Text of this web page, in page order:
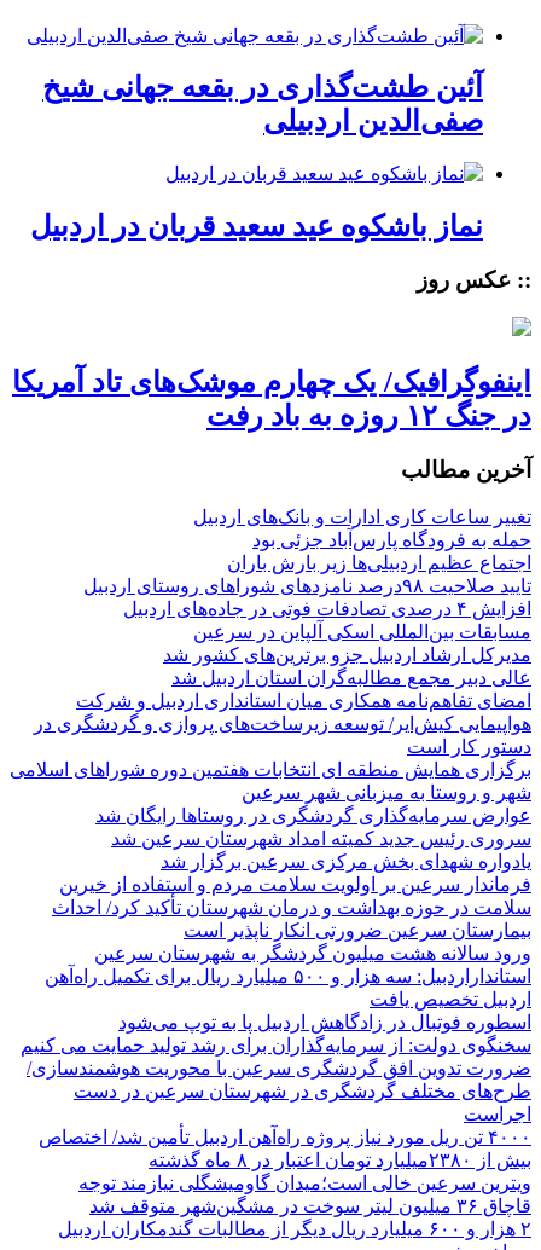
آئین طشت‌گذاری در بقعه جهانی شیخ
صفی‌الدین اردبیلی
نماز باشکوه عید سعید قربان در اردبیل
:: عکس روز
اینفوگرافیک/ یک چهارم موشک‌های تاد آمریکا
در جنگ ۱۲ روزه به باد رفت
آخرین مطالب
تغییر ساعات کاری ادارات و بانک‌های اردبیل
حمله به فرودگاه پارس‌‌آباد جزئی بود
اجتماع عظیم اردبیلی‌ها زیر بارش باران
تایید صلاحیت ۹۸درصد نامزدهای شوراهای روستای اردبیل
افزایش ۴ درصدی تصادفات فوتی در جاده‌های اردبیل
مسابقات بین‌المللی اسکی آلپاین در سرعین
مدیرکل ارشاد اردبیل جزو برترین‌های کشور شد
عالی دبیر مجمع مطالبه‌گران استان اردبیل شد
امضای تفاهم‌نامه همکاری میان استانداری اردبیل و شرکت
هواپیمایی کیش‌ایر/ توسعه زیرساخت‌های پروازی و گردشگری در
دستور کار است
برگزاری همایش منطقه ای انتخابات هفتمین دوره شوراهای اسلامی
شهر و روستا به میزبانی شهر سرعین
عوارض سرمایه‌گذاری گردشگری در روستاها رایگان شد
سروری رئیس جدید کمیته امداد شهرستان سرعین شد
یادواره شهدای بخش مرکزی سرعین برگزار شد
فرماندار سرعین بر اولویت سلامت مردم و استفاده از خیرین
سلامت در حوزه بهداشت و درمان شهرستان تأکید کرد/ احداث
بیمارستان سرعین ضرورتی انکار ناپذیر است
ورود سالانه هشت میلیون گردشگر به شهرستان سرعین
استانداراردبیل: سه هزار و ۵۰۰ میلیارد ریال برای تکمیل راه‌آهن
اردبیل تخصیص یافت
اسطوره فوتبال در زادگاهش اردبیل پا به توپ می‌شود
سخنگوی دولت: از سرمایه‌گذاران برای رشد تولید حمایت می کنیم
ضرورت تدوین افق گردشگری سرعین با محوریت هوشمندسازی/
طرح‌های مختلف گردشگری در شهرستان سرعین در دست
اجراست
۴۰۰۰ تن ریل مورد نیاز پروژه راه‌آهن اردبیل تأمین شد/ اختصاص
بیش از ۲۳۸۰میلیارد تومان اعتبار در ۸ ماه گذشته
ویترین سرعین خالی است؛میدان گاومیشگلی نیازمند توجه
قاچاق ۳۶ میلیون لیتر سوخت در مشگین‌شهر متوقف شد
۲ هزار و ۶۰۰‌ میلیارد ریال دیگر از مطالبات گندمکاران اردبیل